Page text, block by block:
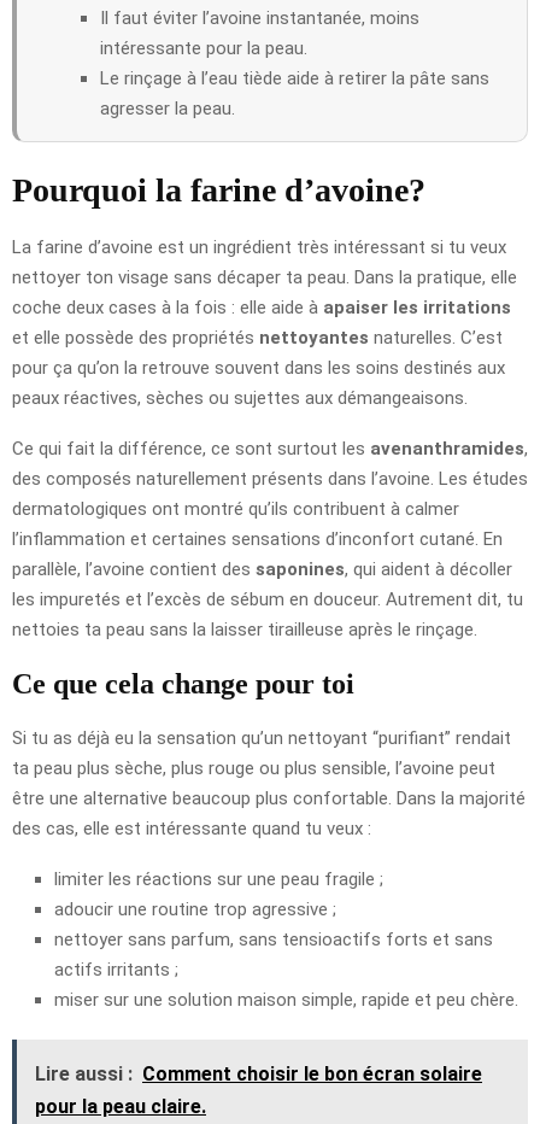
Il faut éviter l’avoine instantanée, moins
intéressante pour la peau.
Le rinçage à l’eau tiède aide à retirer la pâte sans
agresser la peau.
Pourquoi la farine d’avoine?
La farine d’avoine est un ingrédient très intéressant si tu veux
nettoyer ton visage sans décaper ta peau. Dans la pratique, elle
coche deux cases à la fois : elle aide à apaiser les irritations
et elle possède des propriétés nettoyantes naturelles. C’est
pour ça qu’on la retrouve souvent dans les soins destinés aux
peaux réactives, sèches ou sujettes aux démangeaisons.
Ce qui fait la différence, ce sont surtout les avenanthramides,
des composés naturellement présents dans l’avoine. Les études
dermatologiques ont montré qu’ils contribuent à calmer
l’inflammation et certaines sensations d’inconfort cutané. En
parallèle, l’avoine contient des saponines, qui aident à décoller
les impuretés et l’excès de sébum en douceur. Autrement dit, tu
nettoies ta peau sans la laisser tirailleuse après le rinçage.
Ce que cela change pour toi
Si tu as déjà eu la sensation qu’un nettoyant “purifiant” rendait
ta peau plus sèche, plus rouge ou plus sensible, l’avoine peut
être une alternative beaucoup plus confortable. Dans la majorité
des cas, elle est intéressante quand tu veux :
limiter les réactions sur une peau fragile ;
adoucir une routine trop agressive ;
nettoyer sans parfum, sans tensioactifs forts et sans
actifs irritants ;
miser sur une solution maison simple, rapide et peu chère.
Lire aussi : Comment choisir le bon écran solaire
pour la peau claire.